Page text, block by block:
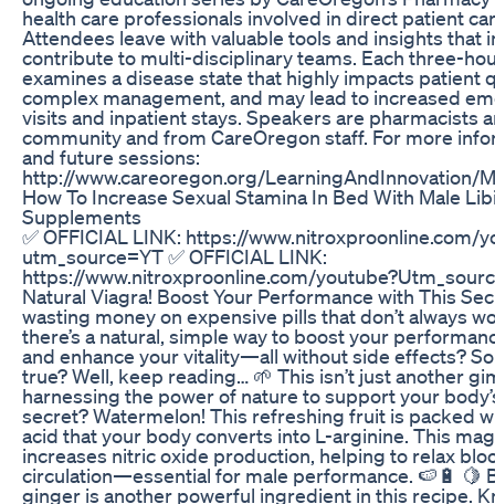
health care professionals involved in direct patient
Attendees leave with valuable tools and insights that
contribute to multi-disciplinary teams. Each three-
examines a disease state that highly impacts patient
complex management, and may lead to increased
visits and inpatient stays. Speakers are pharmacists
community and from CareOregon staff. For more
and future sessions:
http://www.careoregon.org/LearningAndInnovation/
How To Increase Sexual Stamina In Bed With Male
Supplements
✅ OFFICIAL LINK: https://www.nitroxproonline.com/
utm_source=YT ✅ OFFICIAL LINK:
https://www.nitroxproonline.com/
Natural Viagra! Boost Your Performance with This
wasting money on expensive pills that don’t always
there’s a natural, simple way to boost your
and enhance your vitality—all without side effects?
true? Well, keep reading… 🌱 This isn’t just another
harnessing the power of nature to support your
secret? Watermelon! This refreshing fruit is packed
acid that your body converts into L-arginine. This
increases nitric oxide production, helping to relax
circulation—essential for male performance. 🍉🔋 🍋
ginger is another powerful ingredient in this recipe.